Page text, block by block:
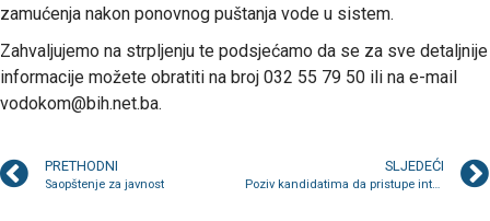
zamućenja nakon ponovnog puštanja vode u sistem.
Zahvaljujemo na strpljenju te podsjećamo da se za sve detaljnije
informacije možete obratiti na broj 032 55 79 50 ili na e-mail
vodokom@bih.net.ba.
PRETHODNI
Saopštenje za javnost
SLJEDEĆI
Poziv kandidatima da pristupe intervjuu